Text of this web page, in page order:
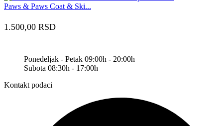
Paws & Paws Coat & Ski...
1.500,00 RSD
Ponedeljak - Petak 09:00h - 20:00h
Subota 08:30h - 17:00h
Kontakt podaci